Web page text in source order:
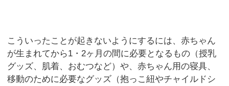
こういったことが起きないようにするには、赤ちゃん
が生まれてから1・2ヶ月の間に必要となるもの（授乳
グッズ、肌着、おむつなど）や、赤ちゃん用の寝具、
移動のために必要なグッズ（抱っこ紐やチャイルドシ